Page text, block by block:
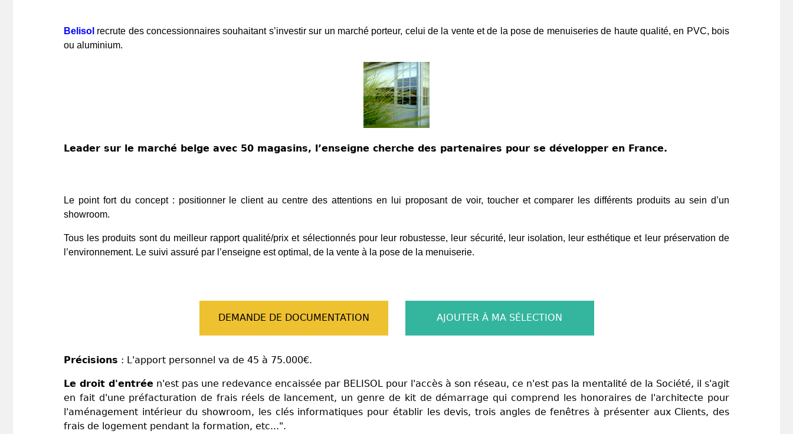
Belisol recrute des concessionnaires souhaitant s’investir sur un marché porteur, celui de la vente et de la pose de menuiseries de haute qualité, en PVC, bois
ou aluminium.
Leader sur le marché belge avec 50 magasins, l’enseigne cherche des partenaires pour se développer en France.
Le point fort du concept : positionner le client au centre des attentions en lui proposant de voir, toucher et comparer les différents produits au sein d’un
showroom.
Tous les produits sont du meilleur rapport qualité/prix et sélectionnés pour leur robustesse, leur sécurité, leur isolation, leur esthétique et leur préservation de
l’environnement. Le suivi assuré par l’enseigne est optimal, de la vente à la pose de la menuiserie.
DEMANDE DE DOCUMENTATION AJOUTER À MA SÉLECTION
Précisions : L'apport personnel va de 45 à 75.000€.
Le droit d'entrée n'est pas une redevance encaissée par BELISOL pour l'accès à son réseau, ce n'est pas la mentalité de la Société, il s'agit
en fait d'une préfacturation de frais réels de lancement, un genre de kit de démarrage qui comprend les honoraires de l'architecte pour
l'aménagement intérieur du showroom, les clés informatiques pour établir les devis, trois angles de fenêtres à présenter aux Clients, des
frais de logement pendant la formation, etc...".